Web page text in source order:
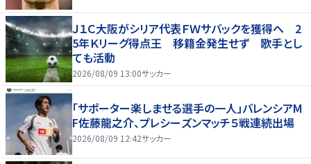
Ｊ１Ｃ大阪がシリア代表ＦＷサバックを獲得へ 2
5年Ｋリーグ得点王 移籍金発生せず 歌手とし
ても活動
2026/08/09 13:00サッカー
「サポーター楽しませる選手の一人」バレンシアM
F佐藤龍之介、プレシーズンマッチ５戦連続出場
2026/08/09 12:42サッカー